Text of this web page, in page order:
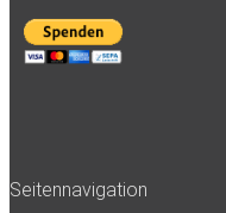
Seitennavigation